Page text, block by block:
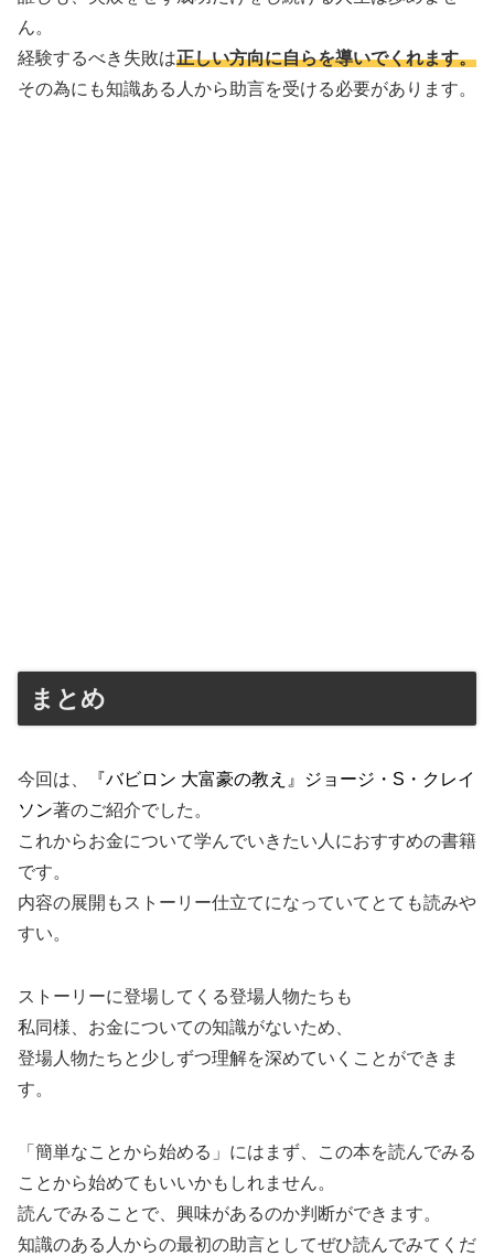
ん。
経験するべき失敗は正しい方向に自らを導いでくれます。
その為にも知識ある人から助言を受ける必要があります。
まとめ
今回は、
『バビロン 大富豪の教え』ジョージ・S・クレイ
ソン著のご紹介でした。
これからお金について学んでいきたい人におすすめの書籍
です。
内容の展開もストーリー仕立てになっていてとても読みや
すい。
ストーリーに登場してくる登場人物たちも
私同様、お金についての知識がないため、
登場人物たちと少しずつ理解を深めていくことができま
す。
「簡単なことから始める」にはまず、この本を読んでみる
ことから始めてもいいかもしれません。
読んでみることで、興味があるのか判断ができます。
知識のある人からの最初の助言としてぜひ読んでみてくだ